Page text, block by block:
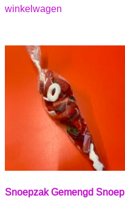
winkelwagen
Snoepzak Gemengd Snoep